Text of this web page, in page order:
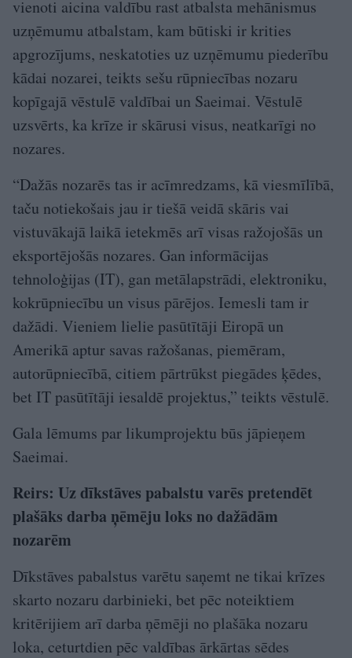
vienoti aicina valdību rast atbalsta mehānismus
uzņēmumu atbalstam, kam būtiski ir krities
apgrozījums, neskatoties uz uzņēmumu piederību
kādai nozarei, teikts sešu rūpniecības nozaru
kopīgajā vēstulē valdībai un Saeimai. Vēstulē
uzsvērts, ka krīze ir skārusi visus, neatkarīgi no
nozares.
“Dažās nozarēs tas ir acīmredzams, kā viesmīlībā,
taču notiekošais jau ir tiešā veidā skāris vai
vistuvākajā laikā ietekmēs arī visas ražojošās un
eksportējošās nozares. Gan informācijas
tehnoloģijas (IT), gan metālapstrādi, elektroniku,
kokrūpniecību un visus pārējos. Iemesli tam ir
dažādi. Vieniem lielie pasūtītāji Eiropā un
Amerikā aptur savas ražošanas, piemēram,
autorūpniecībā, citiem pārtrūkst piegādes ķēdes,
bet IT pasūtītāji iesaldē projektus,” teikts vēstulē.
Gala lēmums par likumprojektu būs jāpieņem
Saeimai.
Reirs: Uz dīkstāves pabalstu varēs pretendēt
plašāks darba ņēmēju loks no dažādām
nozarēm
Dīkstāves pabalstus varētu saņemt ne tikai krīzes
skarto nozaru darbinieki, bet pēc noteiktiem
kritērijiem arī darba ņēmēji no plašāka nozaru
loka, ceturtdien pēc valdības ārkārtas sēdes